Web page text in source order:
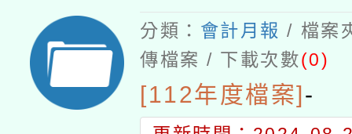
分類： 會計月報 / 檔案
傳檔案 / 下載次數(0)
[112年度檔案]-